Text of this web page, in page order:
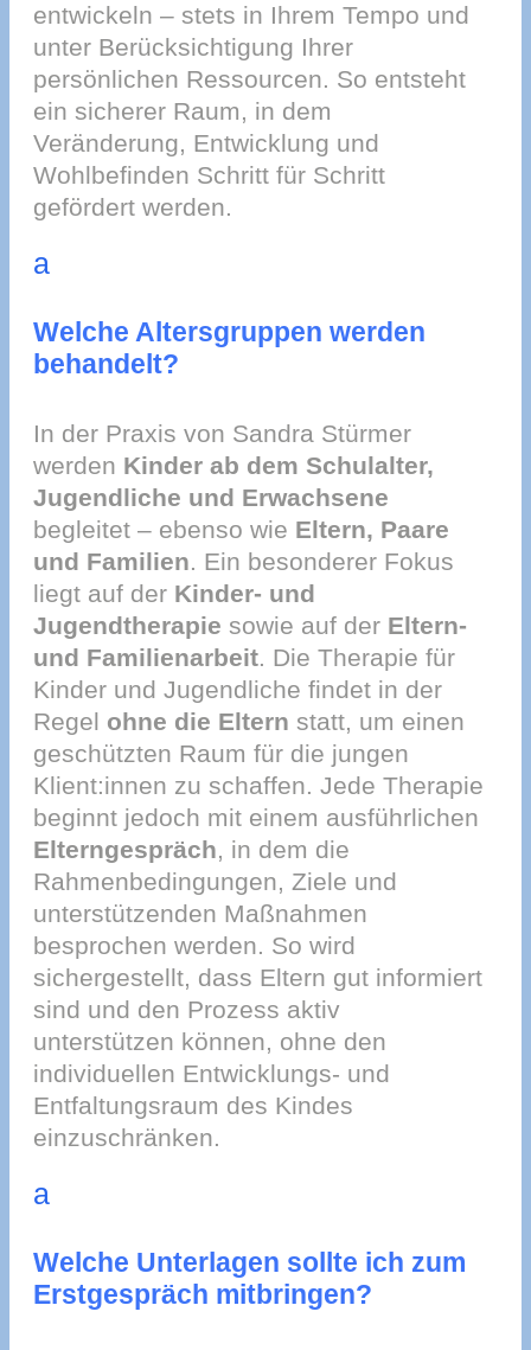
entwickeln – stets in Ihrem Tempo und
unter Berücksichtigung Ihrer
persönlichen Ressourcen. So entsteht
ein sicherer Raum, in dem
Veränderung, Entwicklung und
Wohlbefinden Schritt für Schritt
gefördert werden.
a
Welche Altersgruppen werden
behandelt?
In der Praxis von Sandra Stürmer
werden Kinder ab dem Schulalter,
Jugendliche und Erwachsene
begleitet – ebenso wie Eltern, Paare
und Familien. Ein besonderer Fokus
liegt auf der Kinder- und
Jugendtherapie sowie auf der Eltern-
und Familienarbeit. Die Therapie für
Kinder und Jugendliche findet in der
Regel ohne die Eltern statt, um einen
geschützten Raum für die jungen
Klient:innen zu schaffen. Jede Therapie
beginnt jedoch mit einem ausführlichen
Elterngespräch, in dem die
Rahmenbedingungen, Ziele und
unterstützenden Maßnahmen
besprochen werden. So wird
sichergestellt, dass Eltern gut informiert
sind und den Prozess aktiv
unterstützen können, ohne den
individuellen Entwicklungs- und
Entfaltungsraum des Kindes
einzuschränken.
a
Welche Unterlagen sollte ich zum
Erstgespräch mitbringen?